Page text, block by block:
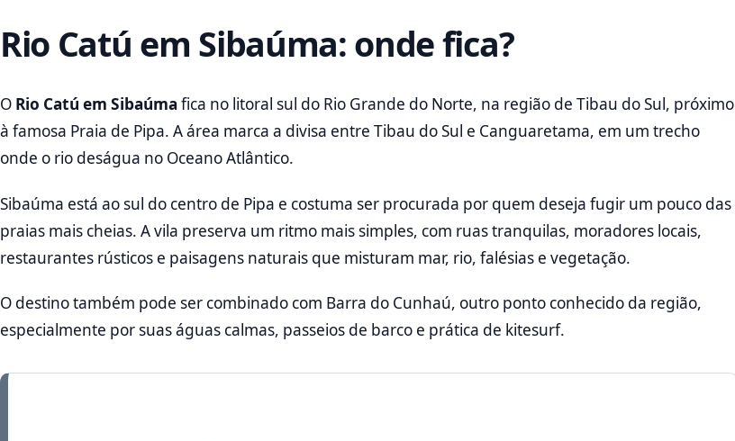
Rio Catú em Sibaúma: onde fica?
O Rio Catú em Sibaúmafica no litoral sul do Rio Grande do Norte, na região de Tibau do Sul, próximo
à famosa Praia de Pipa. A área marca a divisa entre Tibau do Sul e Canguaretama, em um trecho
onde o rio deságua no Oceano Atlântico.
Sibaúma está ao sul do centro de Pipa e costuma ser procurada por quem deseja fugir um pouco das
praias mais cheias. A vila preserva um ritmo mais simples, com ruas tranquilas, moradores locais,
restaurantes rústicos e paisagens naturais que misturam mar, rio, falésias e vegetação.
O destino também pode ser combinado com Barra do Cunhaú, outro ponto conhecido da região,
especialmente por suas águas calmas, passeios de barco e prática de kitesurf.